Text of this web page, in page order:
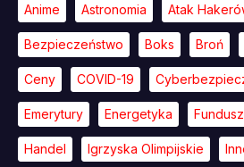
Anime Astronomia Atak
Bezpieczeństwo Boks Broń
Ceny COVID-19
Emerytury Energetyka
Handel Igrzyska Olimpijskie